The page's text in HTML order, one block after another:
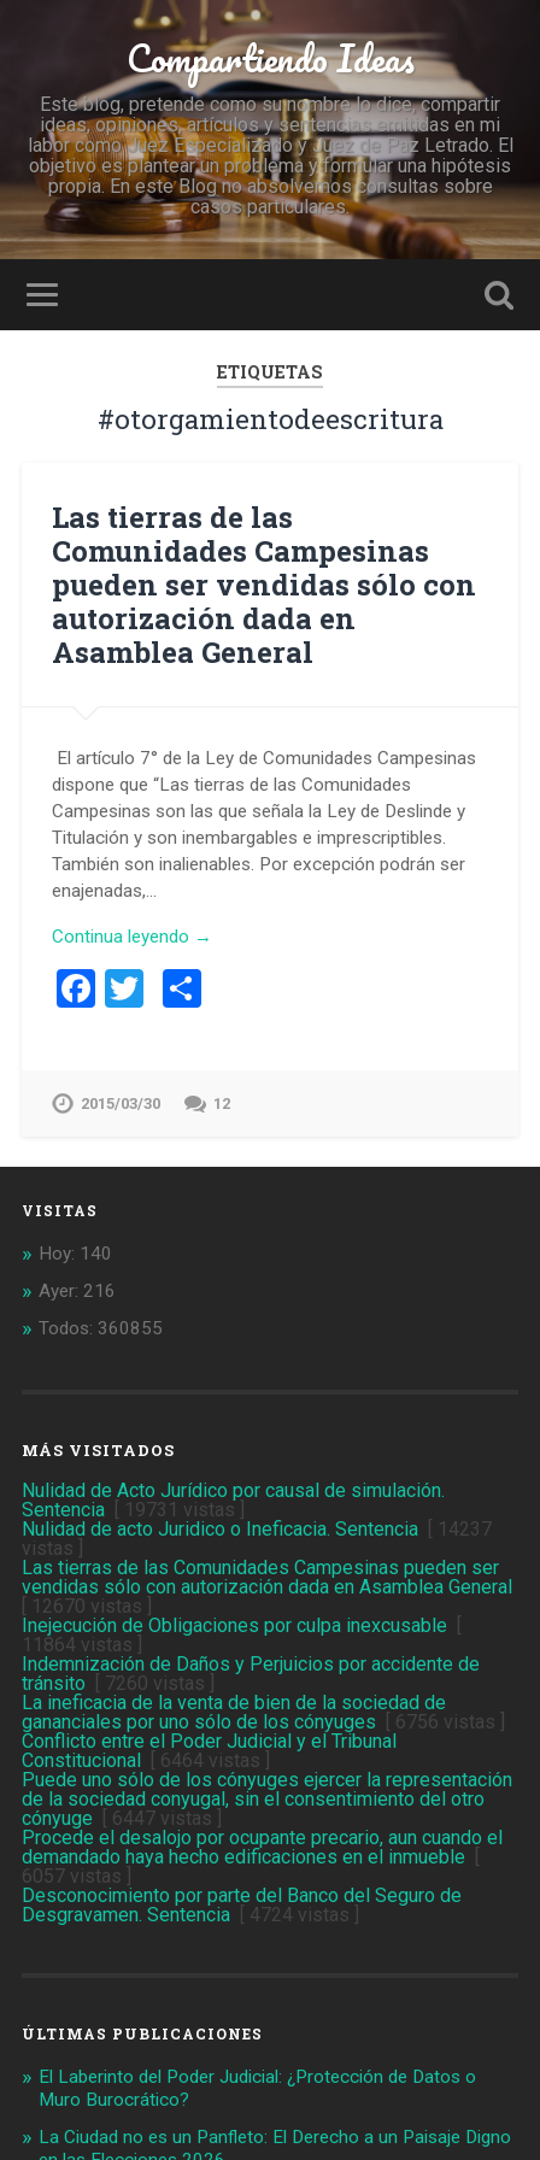
Compartiendo Ideas
Este blog, pretende como su nombre lo dice, compartir
ideas, opiniones, artículos y sentencias emitidas en mi
labor como Juez Especializado y Juez de Paz Letrado. El
objetivo es plantear un problema y formular una hipótesis
propia. En este Blog no absolvemos consultas sobre
casos particulares.
ETIQUETAS
#otorgamientodeescritura
Las tierras de las
Comunidades Campesinas
pueden ser vendidas sólo con
autorización dada en
Asamblea General
El artículo 7° de la Ley de Comunidades Campesinas
dispone que “Las tierras de las Comunidades
Campesinas son las que señala la Ley de Deslinde y
Titulación y son inembargables e imprescriptibles.
También son inalienables. Por excepción podrán ser
enajenadas,…
Continua leyendo →
Facebook
Twitter
2015/03/30 12
VISITAS
Hoy: 140
Ayer: 216
Todos: 360855
MÁS VISITADOS
Nulidad de Acto Jurídico por causal de simulación.
Sentencia[ 19731 vistas ]
Nulidad de acto Juridico o Ineficacia. Sentencia[ 14237
vistas ]
Las tierras de las Comunidades Campesinas pueden ser
vendidas sólo con autorización dada en Asamblea General
[ 12670 vistas ]
Inejecución de Obligaciones por culpa inexcusable
11864 vistas ]
Indemnización de Daños y Perjuicios por accidente de
tránsito [ 7260 vistas ]
La ineficacia de la venta de bien de la sociedad de
gananciales por uno sólo de los cónyuges [ 6756 vistas ]
Conflicto entre el Poder Judicial y el Tribunal
Constitucional
[ 6464 vistas ]
Puede uno sólo de los cónyuges ejercer la representación
de la sociedad conyugal, sin el consentimiento del otro
cónyuge [ 6447 vistas ]
Procede el desalojo por ocupante precario, aun cuando el
demandado haya hecho edificaciones en el inmueble
6057 vistas ]
Desconocimiento por parte del Banco del Seguro de
Desgravamen. Sentencia[ 4724 vistas ]
ÚLTIMAS PUBLICACIONES
El Laberinto del Poder Judicial: ¿Protección de Datos o
Muro Burocrático?
La Ciudad no es un Panfleto: El Derecho a un Paisaje Digno